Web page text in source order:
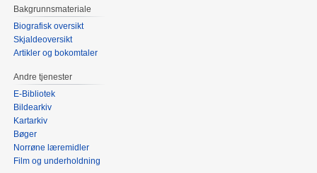
Bakgrunnsmateriale
Biografisk oversikt
Skjaldeoversikt
Artikler og bokomtaler
Andre tjenester
E-Bibliotek
Bildearkiv
Kartarkiv
Bøger
Norrøne læremidler
Film og underholdning